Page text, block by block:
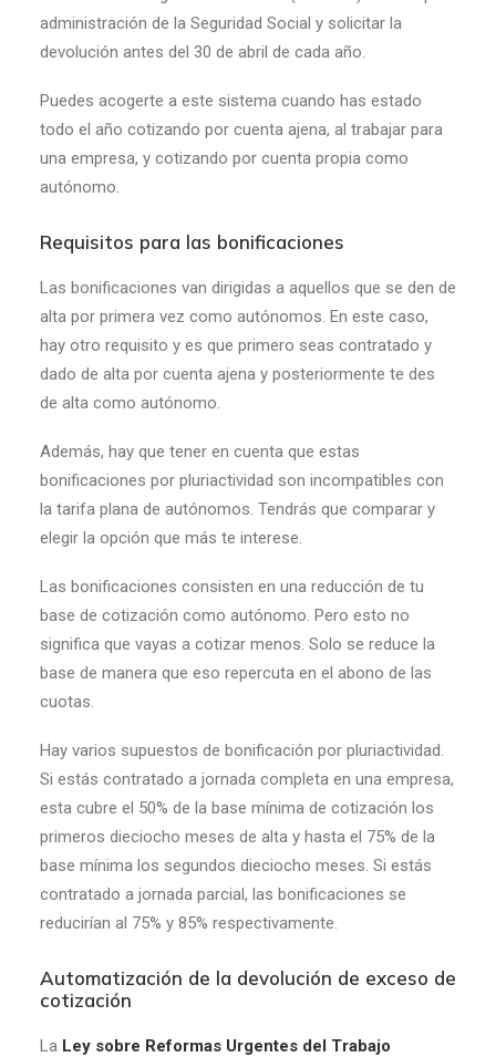
administración de la Seguridad Social y solicitar la
devolución antes del 30 de abril de cada año.
Puedes acogerte a este sistema cuando has estado
todo el año cotizando por cuenta ajena, al trabajar para
una empresa, y cotizando por cuenta propia como
autónomo.
Requisitos para las bonificaciones
Las bonificaciones van dirigidas a aquellos que se den de
alta por primera vez como autónomos. En este caso,
hay otro requisito y es que primero seas contratado y
dado de alta por cuenta ajena y posteriormente te des
de alta como autónomo.
Además, hay que tener en cuenta que estas
bonificaciones por pluriactividad son incompatibles con
la tarifa plana de autónomos. Tendrás que comparar y
elegir la opción que más te interese.
Las bonificaciones consisten en una reducción de tu
base de cotización como autónomo. Pero esto no
significa que vayas a cotizar menos. Solo se reduce la
base de manera que eso repercuta en el abono de las
cuotas.
Hay varios supuestos de bonificación por pluriactividad.
Si estás contratado a jornada completa en una empresa,
esta cubre el 50% de la base mínima de cotización los
primeros dieciocho meses de alta y hasta el 75% de la
base mínima los segundos dieciocho meses. Si estás
contratado a jornada parcial, las bonificaciones se
reducirían al 75% y 85% respectivamente.
Automatización de la devolución de exceso de
cotización
La Ley sobre Reformas Urgentes del Trabajo